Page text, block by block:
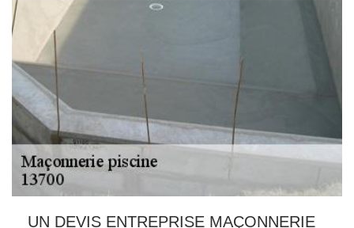
UN DEVIS ENTREPRISE MAÇONNERIE